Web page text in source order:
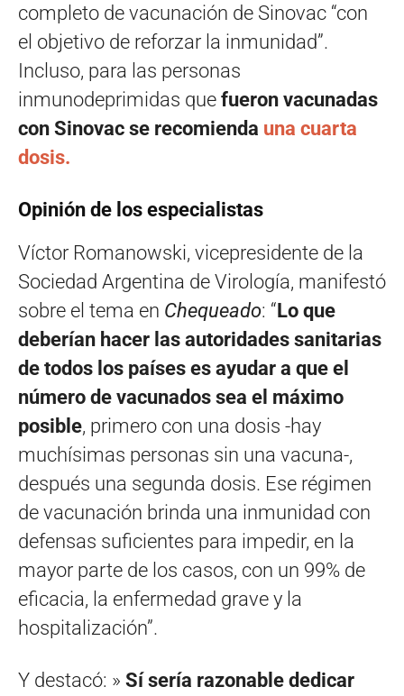
completo de vacunación de Sinovac “con
el objetivo de reforzar la inmunidad”.
Incluso, para las personas
inmunodeprimidas que fueron vacunadas
con Sinovac se recomienda una cuarta
dosis.
Opinión de los especialistas
Víctor Romanowski, vicepresidente de la
Sociedad Argentina de Virología, manifestó
sobre el tema en Chequeado: “Lo que
deberían hacer las autoridades sanitarias
de todos los países es ayudar a que el
número de vacunados sea el máximo
posible, primero con una dosis -hay
muchísimas personas sin una vacuna-,
después una segunda dosis. Ese régimen
de vacunación brinda una inmunidad con
defensas suficientes para impedir, en la
mayor parte de los casos, con un 99% de
eficacia, la enfermedad grave y la
hospitalización”.
Y destacó: » Sí sería razonable dedicar